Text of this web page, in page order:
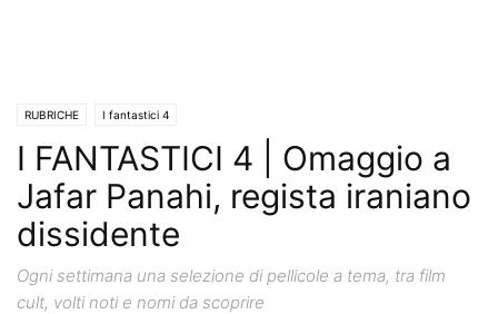
RUBRICHE I fantastici 4
I FANTASTICI 4 | Omaggio a
Jafar Panahi, regista iraniano
dissidente
Ogni settimana una selezione di pellicole a tema, tra film
cult, volti noti e nomi da scoprire